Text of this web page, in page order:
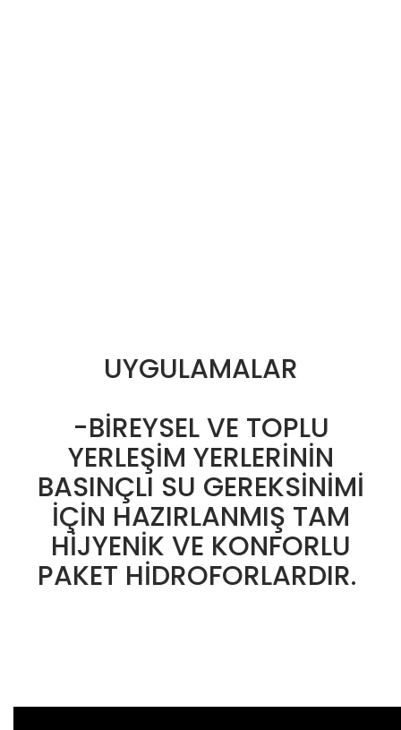
UYGULAMALAR
-BİREYSEL VE TOPLU
YERLEŞİM YERLERİNİN
BASINÇLI SU GEREKSİNİMİ
İÇİN HAZIRLANMIŞ TAM
HİJYENİK VE KONFORLU
PAKET HİDROFORLARDIR.